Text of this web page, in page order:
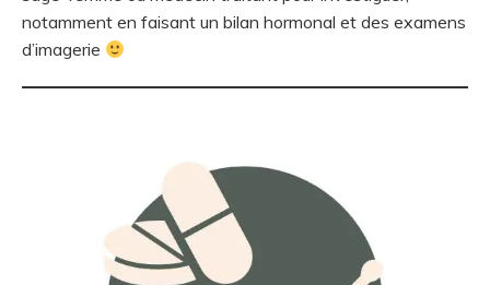
notamment en faisant un bilan hormonal et des examens
d’imagerie